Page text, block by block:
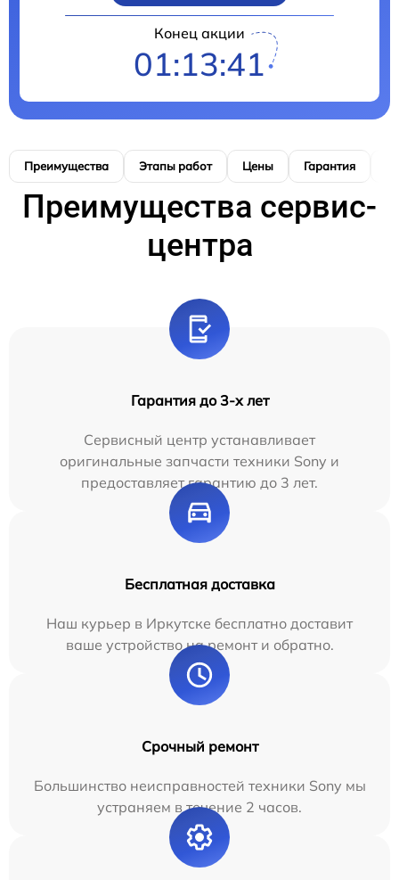
Конец акции
01:13:40
Преимущества Этапы работ Цены Гарантия
Преимущества сервис-
центра
Гарантия до 3-х лет
Сервисный центр устанавливает
оригинальные запчасти техники Sony и
предоставляет гарантию до 3 лет.
Бесплатная доставка
Наш курьер в Иркутске бесплатно доставит
ваше устройство на ремонт и обратно.
Срочный ремонт
Большинство неисправностей техники Sony мы
устраняем в течение 2 часов.